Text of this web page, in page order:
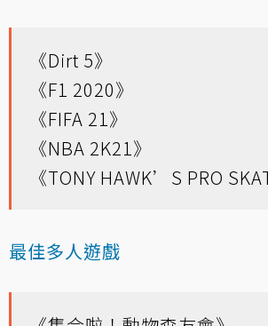
《Dirt 5》
《F1 2020》
《FIFA 21》
《NBA 2K21》
《TONY HAWK’S PRO
最佳多人遊戲